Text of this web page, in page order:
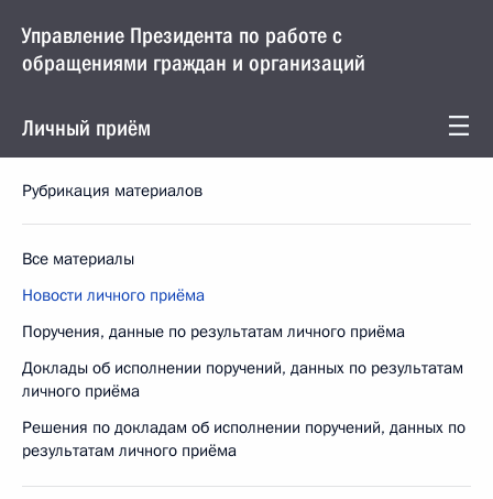
Управление Президента по работе с
обращениями граждан и организаций
Личный приём
Рубрикация материалов
Все материалы
Новости личного приёма
Поручения, данные по результатам личного приёма
Доклады об исполнении поручений, данных по результатам
личного приёма
Решения по докладам об исполнении поручений, данных по
результатам личного приёма